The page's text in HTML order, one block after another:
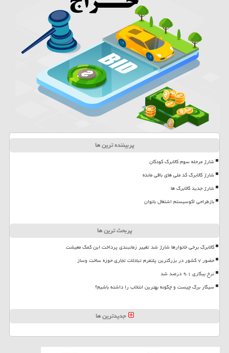
پربیننده ترین ها
شارژ مرحله سوم کالابرگ کودکان
شارژ کالابرگ کد ملی های باقی مانده
شارژ جدید کالابرگ ها
بازطراحی اکوسیستم اشتغال بانوان
پربحث ترین ها
کالابرگ برخی خانوارها شارژ شد تغییر زمانبندی پرداخت این کمک معیشت
حضور ۷ کشور در بزرگترین پلتفرم تبادلات تجاری حوزه ساخت وساز
نرخ بیکاری ۹،۱ درصد شد
سیگار برگ چیست و چگونه بهترین انتخاب را داشته باشیم؟
جدیدترین ها